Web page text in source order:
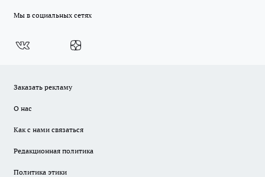
Мы в социальных сетях
Заказать рекламу
О нас
Как с нами связаться
Редакционная политика
Политика этики